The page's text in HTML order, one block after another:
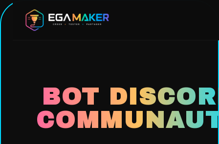
Aller
BOT